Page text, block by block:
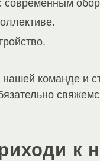
современным
команде и
к